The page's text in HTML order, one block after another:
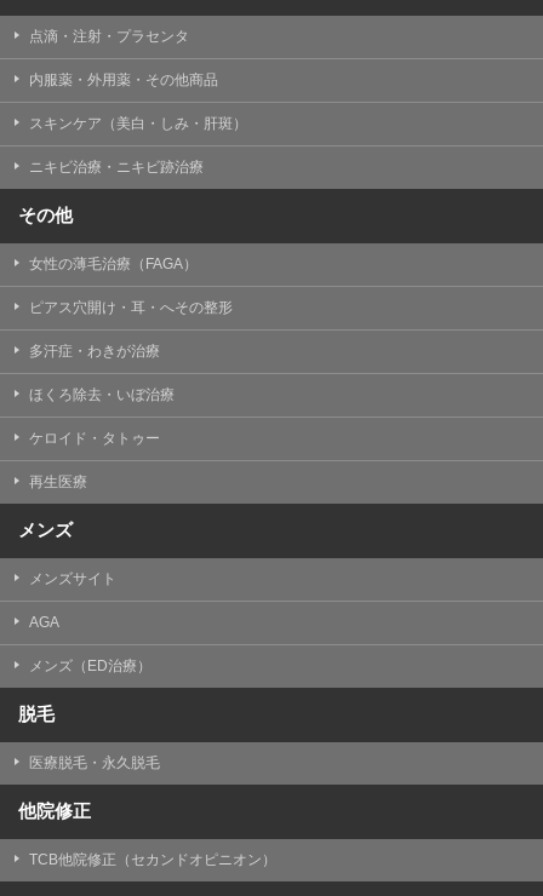
事業上の必要性等に応じて、改定される場合がありま
す。
掲載したときをもって効力を生じるものとします。
点滴・注射・プラセンタ
内服薬・外用薬・その他商品
スキンケア（美白・しみ・肝斑）
ニキビ治療・ニキビ跡治療
その他
女性の薄毛治療（FAGA）
ピアス穴開け・耳・へその整形
多汗症・わきが治療
ほくろ除去・いぼ治療
ケロイド・タトゥー
再生医療
メンズ
メンズサイト
AGA
メンズ（ED治療）
脱毛
医療脱毛・永久脱毛
他院修正
TCB他院修正（セカンドオピニオン）